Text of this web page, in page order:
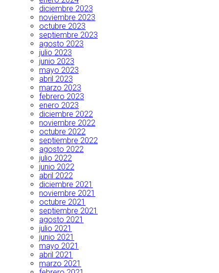
diciembre 2023
noviembre 2023
octubre 2023
septiembre 2023
agosto 2023
julio 2023
junio 2023
mayo 2023
abril 2023
marzo 2023
febrero 2023
enero 2023
diciembre 2022
noviembre 2022
octubre 2022
septiembre 2022
agosto 2022
julio 2022
junio 2022
abril 2022
diciembre 2021
noviembre 2021
octubre 2021
septiembre 2021
agosto 2021
julio 2021
junio 2021
mayo 2021
abril 2021
marzo 2021